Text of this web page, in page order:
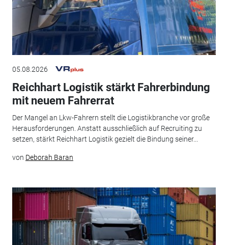
05.08.2026
Reichhart Logistik stärkt Fahrerbindung
mit neuem Fahrerrat
Der Mangel an Lkw-Fahrern stellt die Logistikbranche vor große
Herausforderungen. Anstatt ausschließlich auf Recruiting zu
setzen, stärkt Reichhart Logistik gezielt die Bindung seiner...
von Deborah Baran